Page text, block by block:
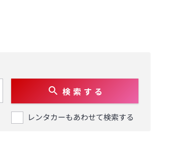
検 索 す る
レンタカーもあわせて検索する